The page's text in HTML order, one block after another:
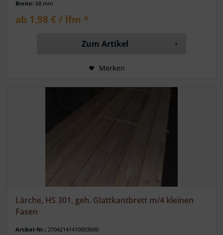
Breite: 68 mm
ab 1,98 € / lfm *
Zum Artikel
Merken
Lärche, HS 301, geh. Glattkantbrett m/4 kleinen
Fasen
Artikel-Nr.: 27042141410003600